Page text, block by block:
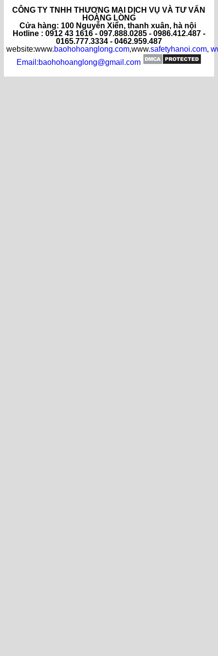
CÔNG TY TNHH THƯƠNG MẠI DỊCH VỤ VÀ TƯ VẤN
HOÀNG LONG
Cửa hàng: 100 Nguyễn Xiển, thanh xuân, hà nội
Hotline : 0912 43 1616 - 097.888.0285 - 0986.412.487 -
0165.777.3334 - 0462.959.487
website:www.baohohoanglong.com,www.safetyhanoi.com,
Email:baohohoanglong@gmail.com